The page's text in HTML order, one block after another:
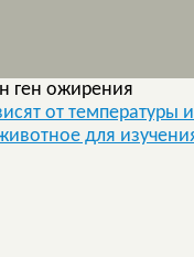
ген ожирения
от температуры
для